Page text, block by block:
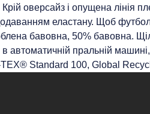
оверсайз і опущена лінія
еластану. Щоб
бавовна, 50% бавовна.
автоматичній пральній
Standard 100, Global